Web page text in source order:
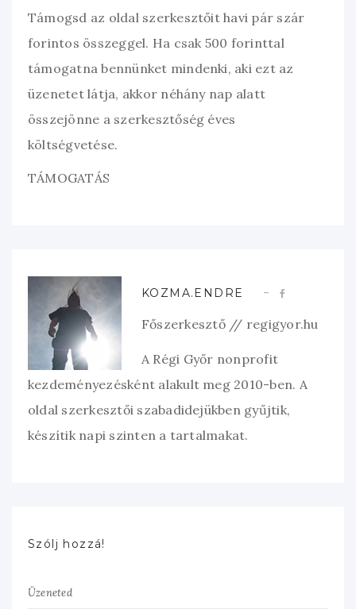
Támogsd az oldal szerkesztőit havi pár szár
forintos összeggel. Ha csak 500 forinttal
támogatna bennünket mindenki, aki ezt az
üzenetet látja, akkor néhány nap alatt
összejönne a szerkesztőség éves
költségvetése.
TÁMOGATÁS
KOZMA.ENDRE
Főszerkesztő // regigyor.hu
A Régi Győr nonprofit
kezdeményezésként alakult meg 2010-ben. A
oldal szerkesztői szabadidejükben gyűjtik,
készítik napi szinten a tartalmakat.
Szólj hozzá!
Üzeneted